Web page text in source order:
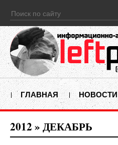
ГЛАВНАЯ НОВОСТИ
2012 » ДЕКАБРЬ